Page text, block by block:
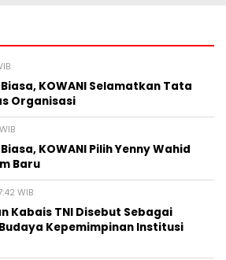
KOWANI Selamatkan Tata
Organisasi
KOWANI Pilih Yenny Wahid
Baru
WIB
Kabais TNI Disebut Sebagai
Kepemimpinan Institusi